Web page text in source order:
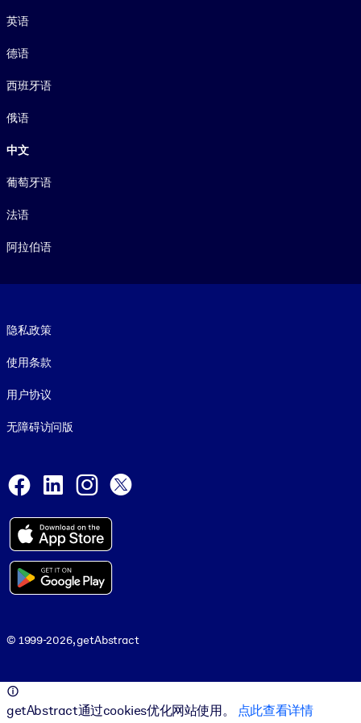
英语
德语
西班牙语
俄语
中文
葡萄牙语
法语
阿拉伯语
隐私政策
使用条款
用户协议
无障碍访问版
Facebook
LinkedInInstagram
© 1999-2026, getAbstract
getAbstract通过cookies优化网站使用。 点此查看详情